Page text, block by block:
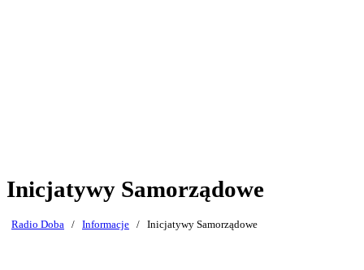
Inicjatywy Samorządowe
Radio Doba / Informacje / Inicjatywy Samorządowe